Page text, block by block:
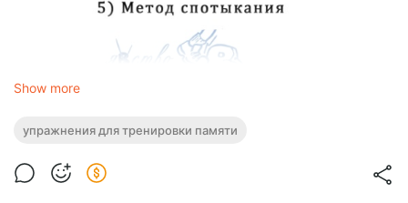
Как запоминать словарные слова: 5 крутых приёмов
Show more
упражнения для тренировки памяти